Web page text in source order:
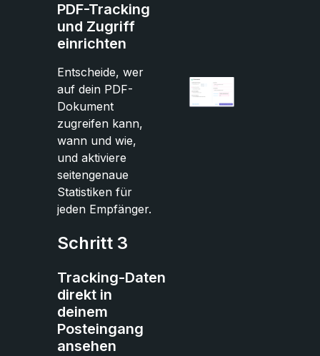
PDF-Tracking
und Zugriff
einrichten
Entscheide, wer
auf dein PDF-
Dokument
zugreifen kann,
wann und wie,
und aktiviere
seitengenaue
Statistiken für
jeden Empfänger.
Schritt 3
Tracking-Daten
direkt in
deinem
Posteingang
ansehen